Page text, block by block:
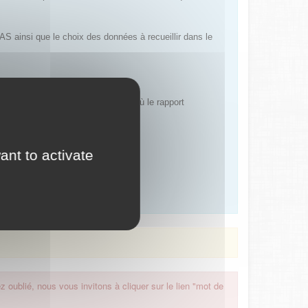
to activate
ainsi que le choix des données à recueillir dans le
ou nationale), dans la mesure où le rapport
oublié, nous vous invitons à cliquer sur le lien "mot de